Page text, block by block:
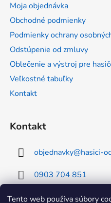
Tento web používa súbory
Moja objednávka
Obchodné podmienky
Podmienky ochrany
Odstúpenie od zmluvy
Oblečenie a výstroj pre
Veľkostné tabuľky
Kontakt
Kontakt
objednavky@hasici-
0903 704 851
0902 856 674